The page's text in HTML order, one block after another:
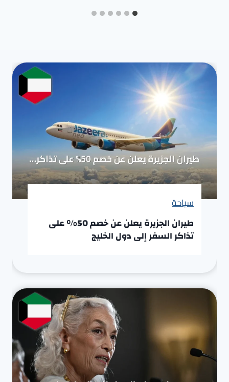
سياحة
طيران الجزيرة يعلن عن خصم 50% على
تذاكر السفر إلى دول الخليج